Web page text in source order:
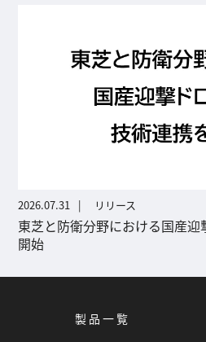
2026.07.31 リリース
東芝と防衛分野における国産迎
開始
製品一覧